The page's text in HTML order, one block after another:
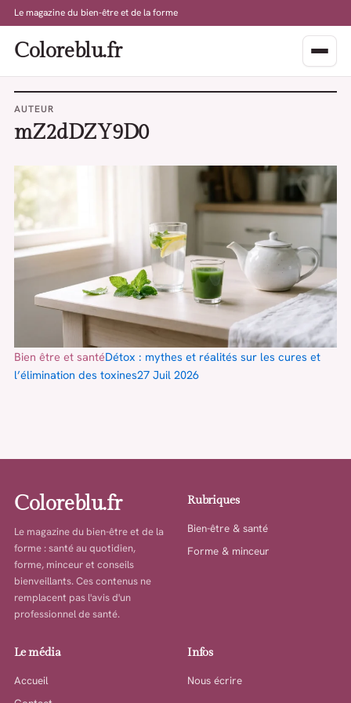
Le magazine du bien-être et de la forme
Coloreblu.fr
AUTEUR
mZ2dDZY9D0
Bien être et santéDétox : mythes et réalités sur les cures et
l’élimination des toxines27 Juil 2026
Coloreblu.fr
Le magazine du bien-être et de la
forme : santé au quotidien,
forme, minceur et conseils
bienveillants. Ces contenus ne
remplacent pas l'avis d'un
professionnel de santé.
Rubriques
Bien-être & santé
Forme & minceur
Le média
Accueil
Infos
Nous écrire